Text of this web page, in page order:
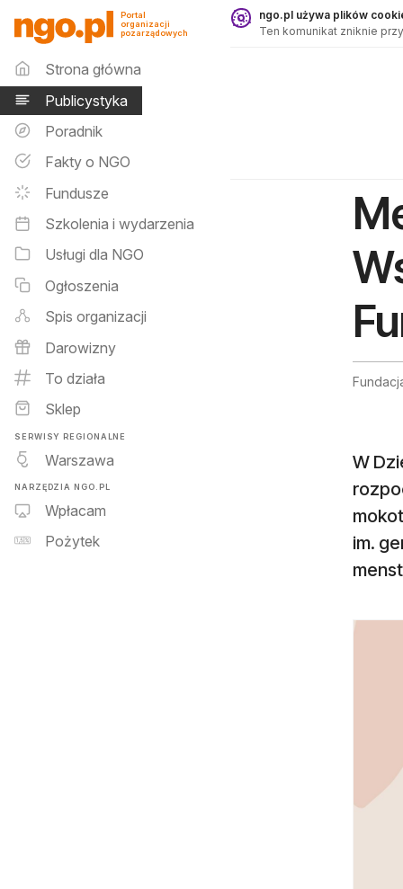
Publicystyka - ngo.pl
Portal
organizacji
pozarządowych
Menu główne
Strona główna
Publicystyka
Poradnik
Fakty o NGO
Fundusze
Szkolenia i wydarzenia
Usługi dla NGO
Ogłoszenia
Spis organizacji
Darowizny
To działa
Sklep
SERWISY REGIONALNE
Warszawa
NARZĘDZIA NGO.PL
Wpłacam
Pożytek
ngo.pl używa plików
Ten komunikat zniknie
W
im.